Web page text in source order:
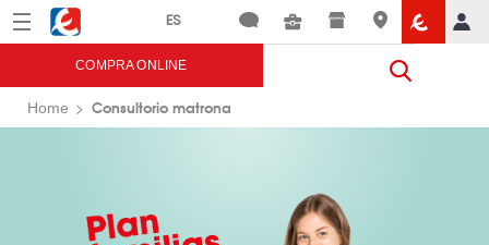
Menú Eroski
COMPRA ONLINE
Home Consultorio matrona